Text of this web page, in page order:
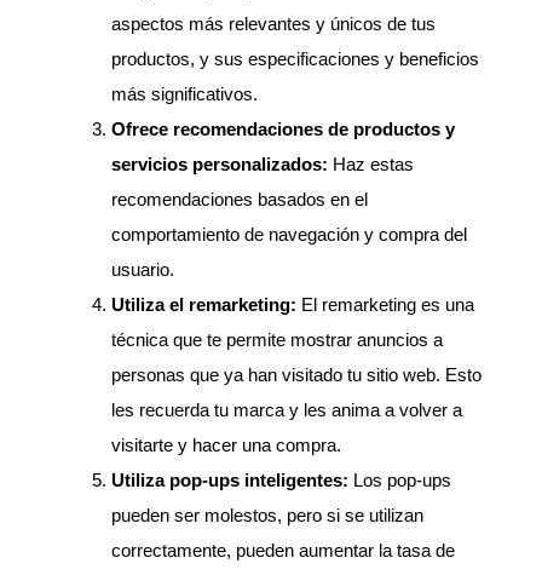
aspectos más relevantes y únicos de tus
productos, y sus especificaciones y beneficios
más significativos.
Ofrece recomendaciones de productos y
servicios personalizados: Haz estas
recomendaciones basados en el
comportamiento de navegación y compra del
usuario.
Utiliza el remarketing: El remarketing es una
técnica que te permite mostrar anuncios a
personas que ya han visitado tu sitio web. Esto
les recuerda tu marca y les anima a volver a
visitarte y hacer una compra.
Utiliza pop-ups inteligentes: Los pop-ups
pueden ser molestos, pero si se utilizan
correctamente, pueden aumentar la tasa de